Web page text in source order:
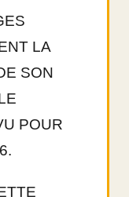
LA
SON
POUR